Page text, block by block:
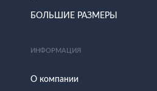
БОЛЬШИЕ РАЗМЕРЫ
ИНФОРМАЦИЯ
О компании